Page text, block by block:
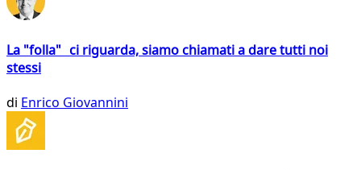
La "folla" ci riguarda, siamo chiamati a dare tutti noi
stessi
di Enrico Giovannini